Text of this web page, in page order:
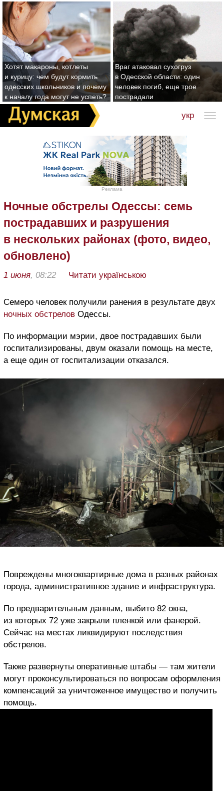
Хотят макароны, котлеты
и курицу: чем будут кормить
одесских школьников и почему
к началу года могут не успеть?
Враг атаковал сухогруз
в Одесской области: один
человек погиб, еще трое
пострадали
укр
Реклама
Ночные обстрелы Одессы: семь
пострадавших и разрушения
в нескольких районах (фото, видео,
обновлено)
1 июня, 08:22 Читати українською
Семеро человек получили ранения в результате двух
ночных обстрелов Одессы.
По информации мэрии, двое пострадавших были
госпитализированы, двум оказали помощь на месте,
а еще один от госпитализации отказался.
Повреждены многоквартирные дома в разных районах
города, административное здание и инфраструктура.
По предварительным данным, выбито 82 окна,
из которых 72 уже закрыли пленкой или фанерой.
Сейчас на местах ликвидируют последствия
обстрелов.
Также развернуты оперативные штабы — там жители
могут проконсультироваться по вопросам оформления
компенсаций за уничтоженное имущество и получить
помощь.